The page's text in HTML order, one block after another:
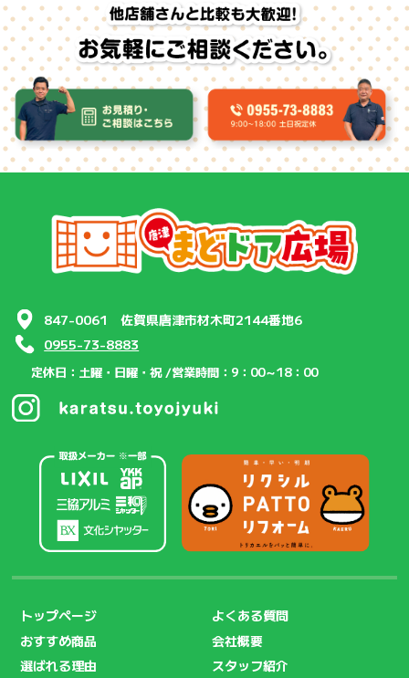
847-0061 佐賀県唐津市材木町2144番地6
0955-73-8883
定休日：土曜・日曜・祝 /営業時間：9：00～18：00
トップページ
おすすめ商品
選ばれる理由
よくある質問
会社概要
スタッフ紹介